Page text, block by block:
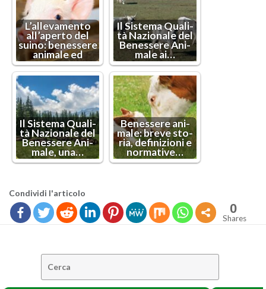
L’al­le­va­men­to
al­l’a­per­to del
suino: be­nes­se­re
ani­ma­le ed
Il Si­ste­ma Qua­li­
tà Na­zio­na­le del
Be­nes­se­re Ani­
ma­le ai…
Il Si­ste­ma Qua­li­
tà Na­zio­na­le del
Be­nes­se­re Ani­
ma­le, una…
Be­nes­se­re ani­
ma­le: breve sto­
ria, de­fi­ni­zio­ni e
nor­ma­ti­ve…
Con­di­vi­di l'ar­ti­co­lo
0
Shares